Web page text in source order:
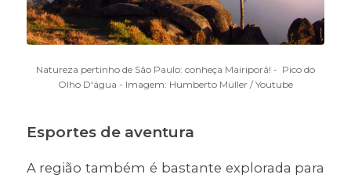
Natureza pertinho de São Paulo: conheça Mairiporã! - Pico do
Olho D'água - Imagem: Humberto Müller / Youtube
Esportes de aventura
A região também é bastante explorada para